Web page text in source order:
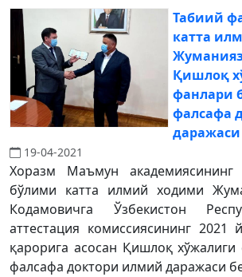
Табиий
катта
Қишлоқ
фанлари
фалсафа
19-04-2021
Хоразм Маъмун
бўлими катта илмий ходими
Кодамовичга Ўзбекистон
аттестация комиссиясининг 2021
қарорига асосан Қишлоқ
фалсафа доктори илмий даражаси